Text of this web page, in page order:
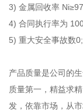
3) 金属回收率
4) 合同执行率为
5) 重大安全事故数0;
产品质量是公司的
质量第一，精益求
发，依靠市场，从